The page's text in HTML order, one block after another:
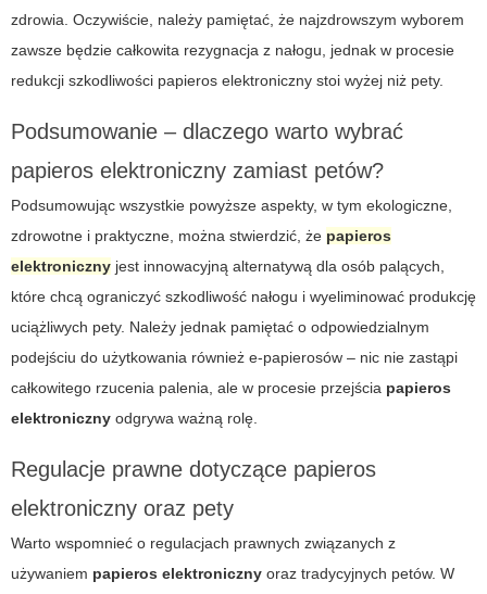
zdrowia. Oczywiście, należy pamiętać, że najzdrowszym wyborem
zawsze będzie całkowita rezygnacja z nałogu, jednak w procesie
redukcji szkodliwości papieros elektroniczny stoi wyżej niż pety.
Podsumowanie – dlaczego warto wybrać
papieros elektroniczny zamiast petów?
Podsumowując wszystkie powyższe aspekty, w tym ekologiczne,
zdrowotne i praktyczne, można stwierdzić, że papieros
elektroniczny jest innowacyjną alternatywą dla osób palących,
które chcą ograniczyć szkodliwość nałogu i wyeliminować produkcję
uciążliwych pety. Należy jednak pamiętać o odpowiedzialnym
podejściu do użytkowania również e-papierosów – nic nie zastąpi
całkowitego rzucenia palenia, ale w procesie przejścia papieros
elektroniczny odgrywa ważną rolę.
Regulacje prawne dotyczące papieros
elektroniczny oraz pety
Warto wspomnieć o regulacjach prawnych związanych z
używaniem papieros elektroniczny oraz tradycyjnych petów. W